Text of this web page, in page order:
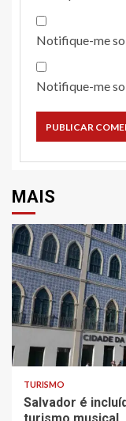
Notifique-me
Notifique-me
MAIS
TURISMO
Salvador é